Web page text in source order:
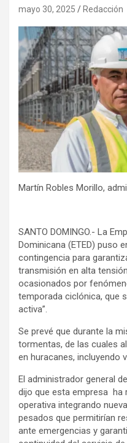
mayo 30, 2025 Redacción
Martín Robles Morillo,
SANTO DOMINGO.- La
Dominicana (ETED) puso
contingencia para
transmisión en alta
ocasionados por
temporada ciclónica, que
activa”.
Se prevé que durante la
tormentas, de las cuales
en huracanes, incluyendo
El administrador general
dijo que esta empresa
operativa integrando
pesados que permitirían
ante emergencias y